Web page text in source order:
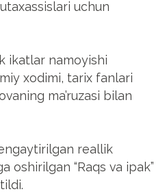
uchun
ikatlar namoyishi
xodimi, tarix fanlari
ma’ruzasi bilan
reallik
oshirilgan “Raqs va ipak”